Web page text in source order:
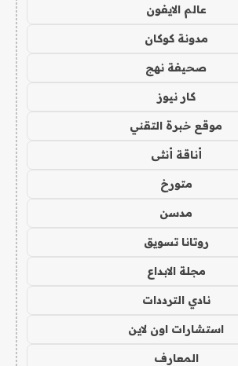
عالم الايفون
مدونة كوكان
صحيفة نهج
كار نيوز
موقع خبرة التقني
أناقة أنثى
متورخ
مدسن
روتانا تسويق
مجلة الابداع
نادي الترددات
استشارات اون لاين
المعارف